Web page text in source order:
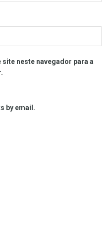
neste navegador para a
by email.